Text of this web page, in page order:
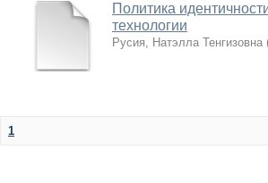
Политика
технологии
Русия, Натэлла Тенгизовна
1